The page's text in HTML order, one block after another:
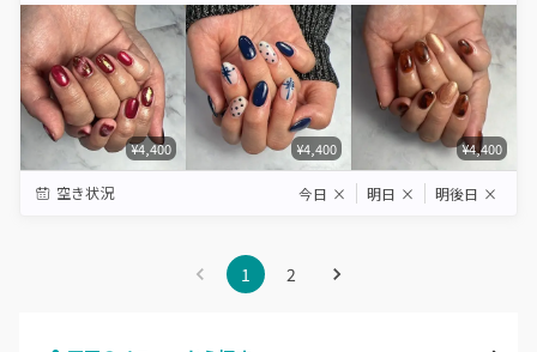
¥4,400 ¥4,400 ¥4,400
空き状況 今日 × 明日 × 明後日 ×
1 2